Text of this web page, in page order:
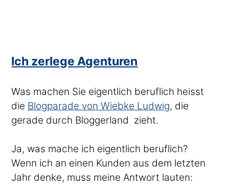
Ich zerlege Agenturen
Was machen Sie eigentlich beruflich heisst
die Blogparade von Wiebke Ludwig, die
gerade durch Bloggerland zieht.
Ja, was mache ich eigentlich beruflich?
Wenn ich an einen Kunden aus dem letzten
Jahr denke, muss meine Antwort lauten: